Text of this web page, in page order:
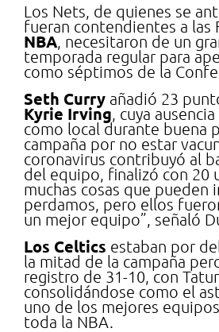
Los Nets, de quienes se
fueran contendientes a las
NBA , necesitaron de un
temporada regular para
como séptimos de la
Seth Curry añadió 23
Kyrie Irving , cuya
como local durante buena
campaña por no estar
coronavirus contribuyó al
del equipo, finalizó con 20
muchas cosas que pueden
perdamos, pero ellos
un mejor equipo”, señaló
Los Celtics estaban por
la mitad de la campaña
registro de 31-10, con
consolidándose como el
uno de los mejores
toda la NBA.